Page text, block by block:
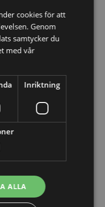
hjälp?
via knappen nedan.
cookies för att
Genom
samtycker du
med vår
Inriktning
ALLA